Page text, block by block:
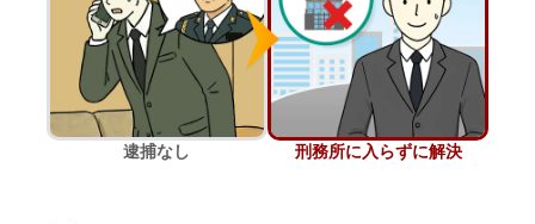
接見・面会を弁護士に依頼
刑事事件を示談で解決したい
逮捕なし 刑務所に入らずに解決